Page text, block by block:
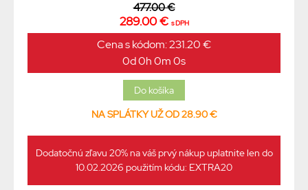
477.00 €
289.00 € s DPH
Cena s kódom: 231.20 €
0d 0h 0m 0s
NA SPLÁTKY UŽ OD 28.90 €
Dodatočnú zľavu 20% na váš prvý nákup uplatnite len do
10.02.2026 použitím kódu: EXTRA20